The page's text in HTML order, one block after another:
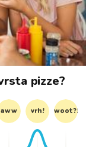
pizze?
aww vrh! woot?!